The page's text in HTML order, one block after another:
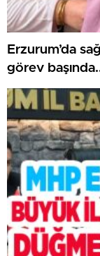
Erzurum’da
görev